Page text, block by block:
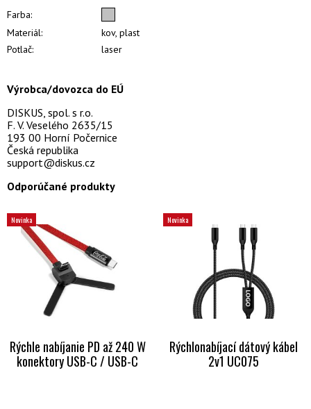
Farba:
Materiál:
kov, plast
Potlač:
laser
Výrobca/dovozca do EÚ
DISKUS, spol. s r.o.
F. V. Veselého 2635/15
193 00 Horní Počernice
Česká republika
support@diskus.cz
Odporúčané produkty
Novinka
Rýchle nabíjanie PD až 240 W
konektory USB-C / USB-C
Novinka
Rýchlonabíjací dátový kábel
2v1 UC075